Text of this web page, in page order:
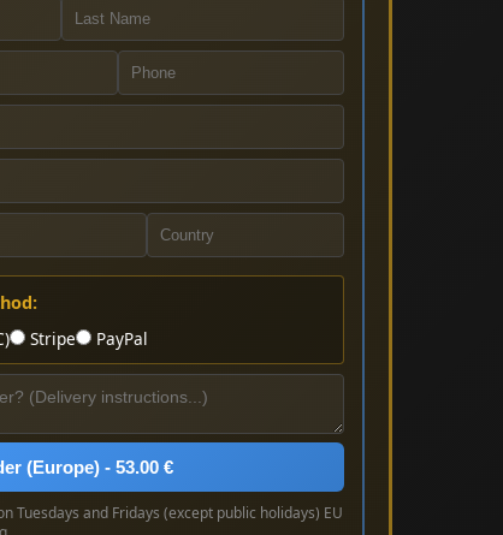
Stripe PayPal
(Europe) - 53.00 €
Tuesdays and Fridays (except public holidays) EU